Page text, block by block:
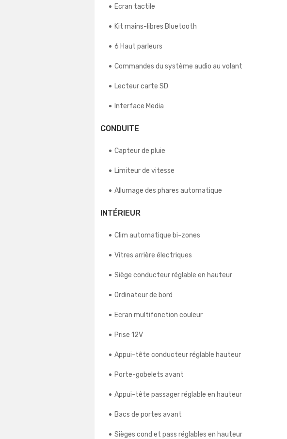
Ecran tactile
Kit mains-libres Bluetooth
6 Haut parleurs
Commandes du système audio au volant
Lecteur carte SD
Interface Media
CONDUITE
Capteur de pluie
Limiteur de vitesse
Allumage des phares automatique
INTÉRIEUR
Clim automatique bi-zones
Vitres arrière électriques
Siège conducteur réglable en hauteur
Ordinateur de bord
Ecran multifonction couleur
Prise 12V
Appui-tête conducteur réglable hauteur
Porte-gobelets avant
Appui-tête passager réglable en hauteur
Bacs de portes avant
Sièges cond et pass réglables en hauteur